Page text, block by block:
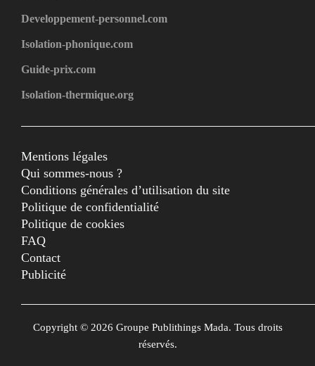
Developpement-personnel.com
Isolation-phonique.com
Guide-prix.com
Isolation-thermique.org
Mentions légales
Qui sommes-nous ?
Conditions générales d’utilisation du site
Politique de confidentialité
Politique de cookies
FAQ
Contact
Publicité
Copyright © 2026 Groupe Publithings Mada. Tous droits
réservés.